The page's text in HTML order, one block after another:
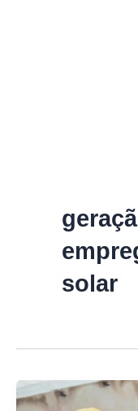
solar